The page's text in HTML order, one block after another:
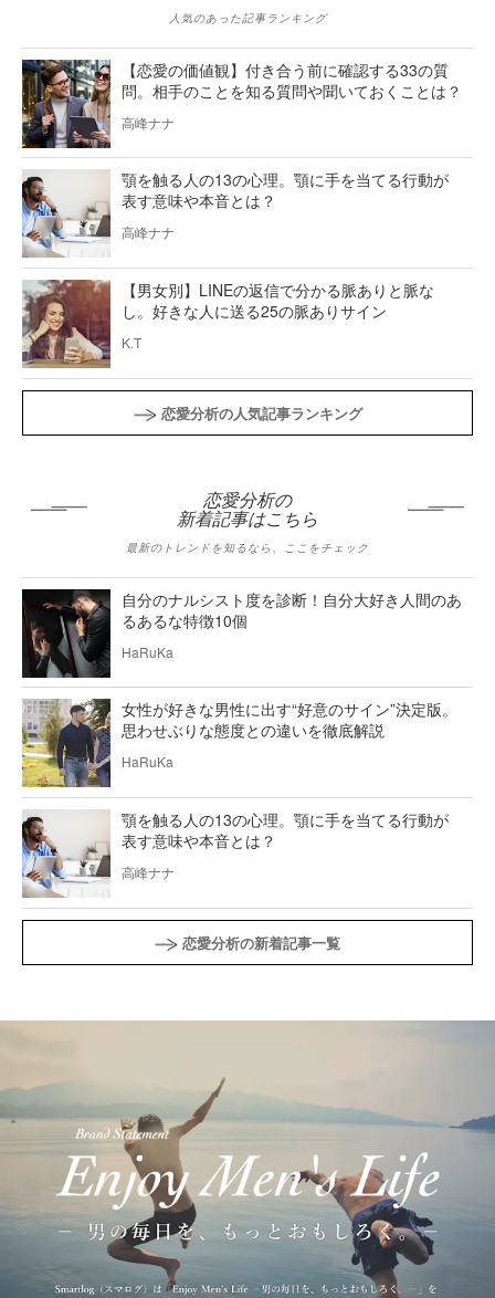
人気のあった記事ランキング
【恋愛の価値観】付き合う前に確認する33の質
問。相手のことを知る質問や聞いておくことは？
高峰ナナ
顎を触る人の13の心理。顎に手を当てる行動が
表す意味や本音とは？
高峰ナナ
【男女別】LINEの返信で分かる脈ありと脈な
し。好きな人に送る25の脈ありサイン
K.T
恋愛分析の人気記事ランキング
恋愛分析の
新着記事はこちら
最新のトレンドを知るなら、ここをチェック
自分のナルシスト度を診断！自分大好き人間のあ
るあるな特徴10個
HaRuKa
女性が好きな男性に出す“好意のサイン”決定版。
思わせぶりな態度との違いを徹底解説
HaRuKa
顎を触る人の13の心理。顎に手を当てる行動が
表す意味や本音とは？
高峰ナナ
恋愛分析の新着記事一覧